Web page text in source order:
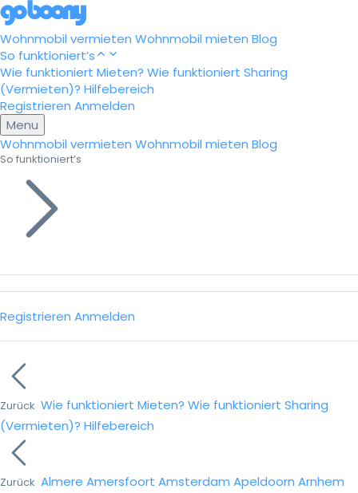
Wohnmobil vermieten Wohnmobil mieten Blog
So funktioniert’s
Wie funktioniert Mieten? Wie funktioniert Sharing
(Vermieten)? Hilfebereich
Registrieren Anmelden
Menu
Wohnmobil vermieten Wohnmobil mieten Blog
So funktioniert’s
Registrieren Anmelden
Zurück Wie funktioniert Mieten? Wie funktioniert Sharing
(Vermieten)? Hilfebereich
Zurück Almere Amersfoort Amsterdam Apeldoorn Arnhem